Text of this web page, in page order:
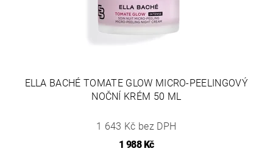
ELLA BACHÉ TOMATE GLOW MICRO-PEELINGOVÝ
NOČNÍ KRÉM 50 ML
1 643 Kč bez DPH
1 988 Kč